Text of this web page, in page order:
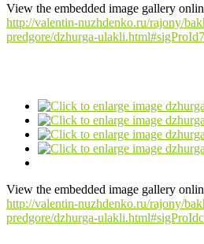
View the embedded image gallery
http://valentin-nuzhdenko.ru/rajony/
predgore/dzhurga-
View the embedded image gallery
http://valentin-nuzhdenko.ru/rajony/
predgore/dzhurga-